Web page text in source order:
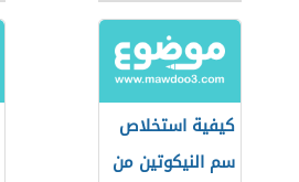
كيفية استخلاص
سم النيكوتين من